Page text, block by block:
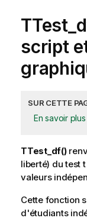
script
SUR CETTE
En savoir plus
TTest_df()
liberté) du test
valeurs
Cette fonction
d'étudiants